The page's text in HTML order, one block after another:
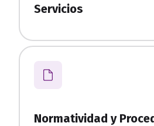
Servicios
Normatividad y